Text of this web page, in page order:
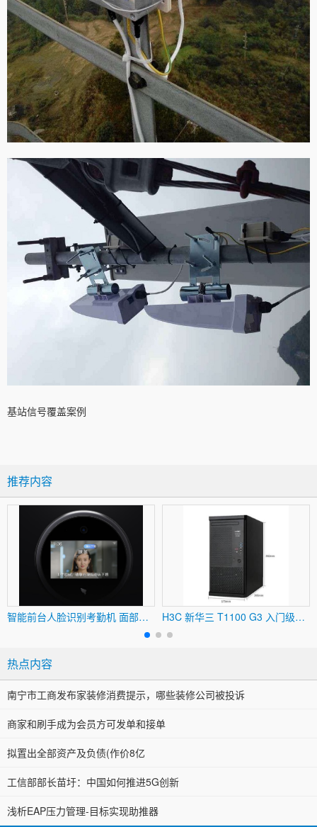
基站信号覆盖案例
推荐内容
智能前台人脸识别考勤机 面部识别无线WiFi异地考勤 分店分公司管理 可挂墙 刷脸上班签到人脸打卡机 H3C 新华三 T1100 G3 入门级塔式服务器适用于ERP文件 财务用友金蝶软件
热点内容
南宁市工商发布家装修消费提示，哪些装修公司被投诉
商家和刷手成为会员方可发单和接单
拟置出全部资产及负债(作价8亿
工信部部长苗圩：中国如何推进5G创新
浅析EAP压力管理-目标实现助推器